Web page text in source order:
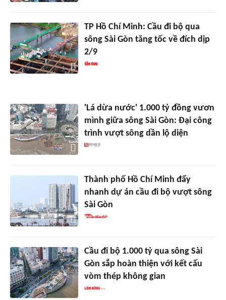
TP Hồ Chí Minh: Cầu đi bộ qua
sông Sài Gòn tăng tốc về đích dịp
2/9
'Lá dừa nước' 1.000 tỷ đồng vươn
mình giữa sông Sài Gòn: Đại công
trình vượt sông dần lộ diện
Thành phố Hồ Chí Minh đẩy
nhanh dự án cầu đi bộ vượt sông
Sài Gòn
Cầu đi bộ 1.000 tỷ qua sông Sài
Gòn sắp hoàn thiện với kết cấu
vòm thép không gian